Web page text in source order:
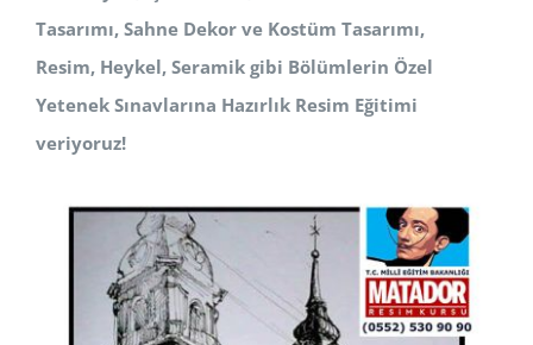
Tasarımı, Sahne Dekor ve Kostüm Tasarımı,
Resim, Heykel, Seramik gibi Bölümlerin Özel
Yetenek Sınavlarına Hazırlık Resim Eğitimi
veriyoruz!